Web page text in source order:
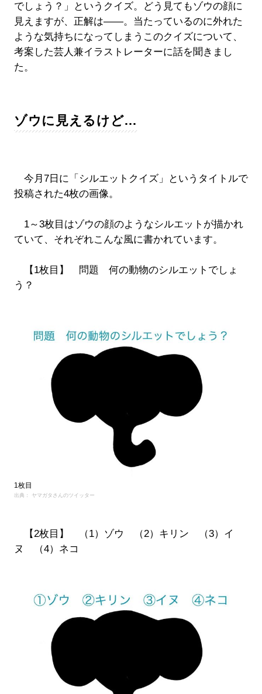
でしょう？」というクイズ。どう見てもゾウの顔に
見えますが、正解は――。当たっているのに外れた
ような気持ちになってしまうこのクイズについて、
考案した芸人兼イラストレーターに話を聞きまし
た。
ゾウに見えるけど…
今月7日に「シルエットクイズ」というタイトルで
投稿された4枚の画像。
1～3枚目はゾウの顔のようなシルエットが描かれ
ていて、それぞれこんな風に書かれています。
【1枚目】 問題 何の動物のシルエットでしょ
う？
1枚目
出典： ヤマガタさんのツイッター
【2枚目】 （1）ゾウ （2）キリン （3）イ
ヌ （4）ネコ